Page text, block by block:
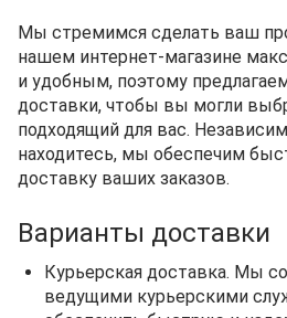
Мы стремимся сделать ваш
нашем интернет-магазине
и удобным, поэтому
доставки, чтобы вы могли
подходящий для вас.
находитесь, мы обеспечим
доставку ваших заказов.
Варианты доставки
Курьерская доставка. Мы
ведущими курьерскими